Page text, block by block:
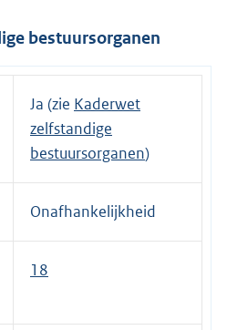
bestuursorganen
Ja (zie Kaderwet
zelfstandige
bestuursorganen)
Onafhankelijkheid
18